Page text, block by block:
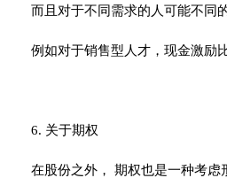
而且对于不同需求的人可能不同
例如对于销售型人才，现金激励
6. 关于期权
在股份之外， 期权也是一种考虑